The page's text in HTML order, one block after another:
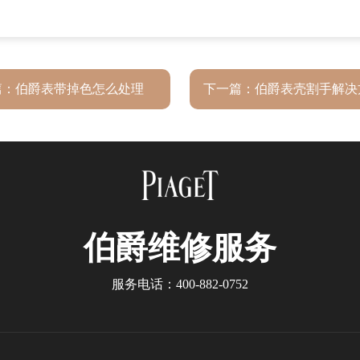
伯爵表带掉色怎么处理 下一篇：伯爵表壳割手解
伯爵维修服务
服务电话： 400-882-0752